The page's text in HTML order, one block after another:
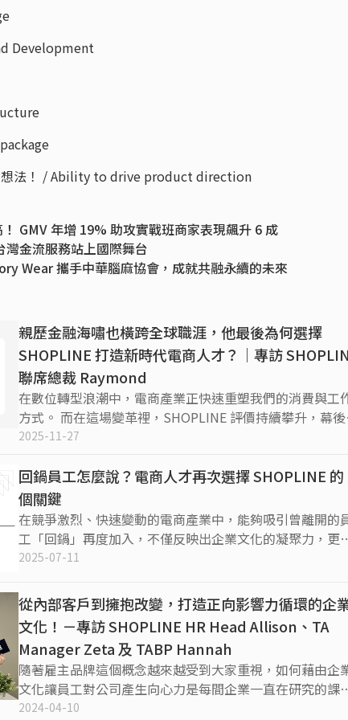
Development
想法！ / Ability to drive product direction
GMV 年增 19% 助攻實戰班商家表現飆升 6 成
金流服務站上國際舞台
Wear 攜手中華腦麻協會，成就共融永續的未來
親歷金融海嘯也橫跨全球職涯，他最後為何選擇
SHOPLINE 打造新時代電商人才？｜專訪
聯席總裁 Raymond
在數位轉型浪潮中，電商產業正快速重塑我們的消費與工
方式。 而在這場變革裡，SHOPLINE 評價持續攀升，幕
手之一是聯席總裁 Raymond。在產業巨浪中，他多次轉身
2025-11-27
回鍋員工怎麼說？電商人才再次選擇 SHOPLINE 的
個關鍵
在競爭激烈、快速變動的電商產業中，能夠吸引曾離開的
工「回鍋」再度加入，不僅反映出企業文化的凝聚力，更
對職涯發展環境與團隊信任的高度肯定。SHOPLINE 作為
2025-07-11
從內部客戶到擁抱改變，打造正向影響力循環的企
文化！－專訪 SHOPLINE HR Head Allison、TA
Manager Zeta 及 TABP Hannah
隨著雇主品牌這個概念越來越受到大家重視，如何藉由企
文化讓員工對公司產生向心力是每間企業一直在研究的課
題。 本次專訪 SHOPLINE 的HR Head Allison、TA
2024-04-10